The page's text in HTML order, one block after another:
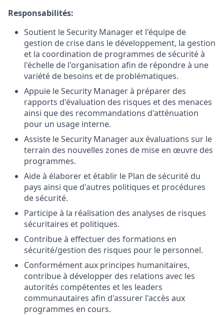
Responsabilités:
Soutient le Security Manager et l'équipe de
gestion de crise dans le développement, la gestion
et la coordination de programmes de sécurité à
l'échelle de l'organisation afin de répondre à une
variété de besoins et de problématiques.
Appuie le Security Manager à préparer des
rapports d'évaluation des risques et des menaces
ainsi que des recommandations d'atténuation
pour un usage interne.
Assiste le Security Manager aux évaluations sur le
terrain des nouvelles zones de mise en œuvre des
programmes.
Aide à élaborer et établir le Plan de sécurité du
pays ainsi que d'autres politiques et procédures
de sécurité.
Participe à la réalisation des analyses de risques
sécuritaires et politiques.
Contribue à effectuer des formations en
sécurité/gestion des risques pour le personnel.
Conformément aux principes humanitaires,
contribue à développer des relations avec les
autorités compétentes et les leaders
communautaires afin d'assurer l'accès aux
programmes en cours.